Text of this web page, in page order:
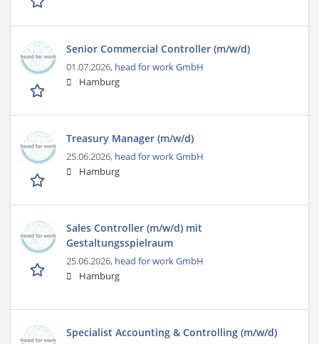
Senior Commercial Controller (m/w/d)
01.07.2026, head for work GmbH
Hamburg
Treasury Manager (m/w/d)
25.06.2026, head for work GmbH
Hamburg
Sales Controller (m/w/d) mit
Gestaltungsspielraum
25.06.2026, head for work GmbH
Hamburg
Specialist Accounting & Controlling (m/w/d)